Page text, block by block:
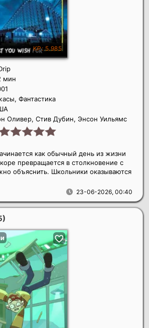
мин
Фантастика
Оливер, Стив Дубин, Энсон Уильямс
23-06-2026, 00:40
как обычный день из жизни
превращается в столкновение с
объяснить. Школьники оказываются